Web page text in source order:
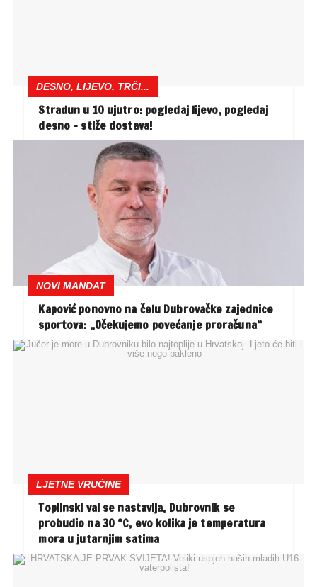
DESNO, LIJEVO, TRČI...
Stradun u 10 ujutro: pogledaj lijevo, pogledaj
desno – stiže dostava!
NOVI MANDAT
Kapović ponovno na čelu Dubrovačke zajednice
sportova: „Očekujemo povećanje proračuna“
LJETNE VRUĆINE
Toplinski val se nastavlja, Dubrovnik se
probudio na 30 °C, evo kolika je temperatura
mora u jutarnjim satima